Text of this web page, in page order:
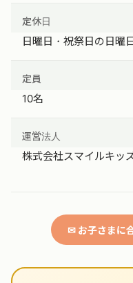
定休日
日曜日・祝祭日の日曜
定員
10名
運営法人
株式会社スマイルキッ
✉ お子さまに